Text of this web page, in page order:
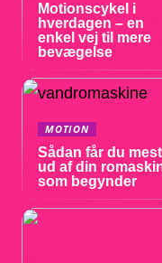
Motionscykel i
hverdagen – en
enkel vej til mere
bevægelse
MOTION
Sådan får du mest
ud af din
som begynder